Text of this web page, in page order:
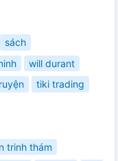
sách
will durant
tiki trading
trinh thám